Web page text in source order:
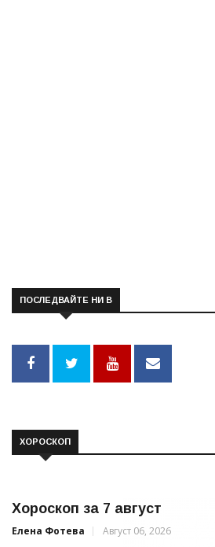
ПОСЛЕДВАЙТЕ НИ В
ХОРОСКОП
Хороскоп за 7 август
Елена Фотева Август 06, 2026